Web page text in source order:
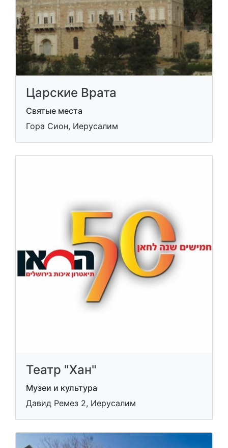
Царские Врата
Святые места
Гора Сион, Иерусалим
Театр "Хан"
Музеи и культура
Давид Ремез 2, Иерусалим